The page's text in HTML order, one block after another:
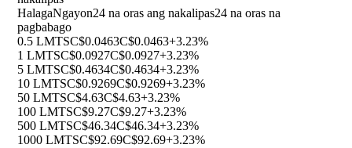
HalagaNgayon24 na oras ang nakalipas24 na oras na
pagbabago
0.5 LMTSC$0.0463C$0.0463+3.23%
1 LMTSC$0.0927C$0.0927+3.23%
5 LMTSC$0.4634C$0.4634+3.23%
10 LMTSC$0.9269C$0.9269+3.23%
50 LMTSC$4.63C$4.63+3.23%
100 LMTSC$9.27C$9.27+3.23%
500 LMTSC$46.34C$46.34+3.23%
1000 LMTSC$92.69C$92.69+3.23%